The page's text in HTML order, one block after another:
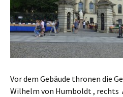
Vor dem Gebäude thronen die
Wilhelm von Humboldt , rechts